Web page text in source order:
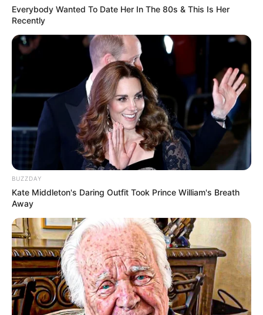
Conforme explicou Priscila Reis, coordenadora da Clínica
TEA, autistas de nível de suporte um muitas vezes não
apresentam sinais físicos evidentes, diferentemente de
outros níveis do espectro. Isso faz com que cheguem às
unidades de saúde apenas quando o sofrimento mental já
está em um estágio muito grave. "É sempre importante
lembrar que é uma condição silenciosa, e que quem a tem
muitas vezes tenta esconder para se encaixar na
sociedade, o que torna mais difícil de detectar", afirmou
Priscila, destacando a importância de um acolhimento
especial.
Everybody Wanted To Date Her In The 80s & This Is Her
Recently
BUZZDAY
Kate Middleton's Daring Outfit Took Prince William's Breath
Away